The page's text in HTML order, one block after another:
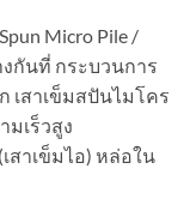
Micro Pile /
กันที่ กระบวนการ
เสาเข็มสปันไมโคร
มเร็วสูง
สาเข็มไอ) หล่อใน